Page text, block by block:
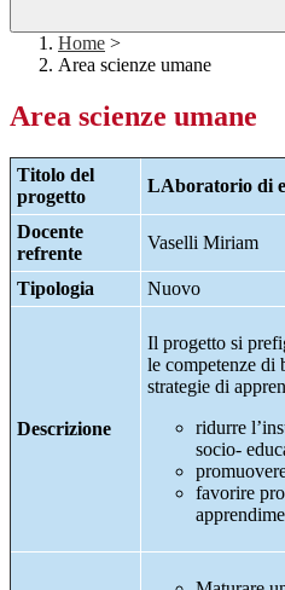
Home >
Area scienze umane
Area scienze umane
Titolo del
progetto
LAboratorio di
Docente
refrente
Vaselli Miriam
Tipologia Nuovo
Descrizione
Il progetto si
le competenze di
strategie di
ridurre
socio-
favorire